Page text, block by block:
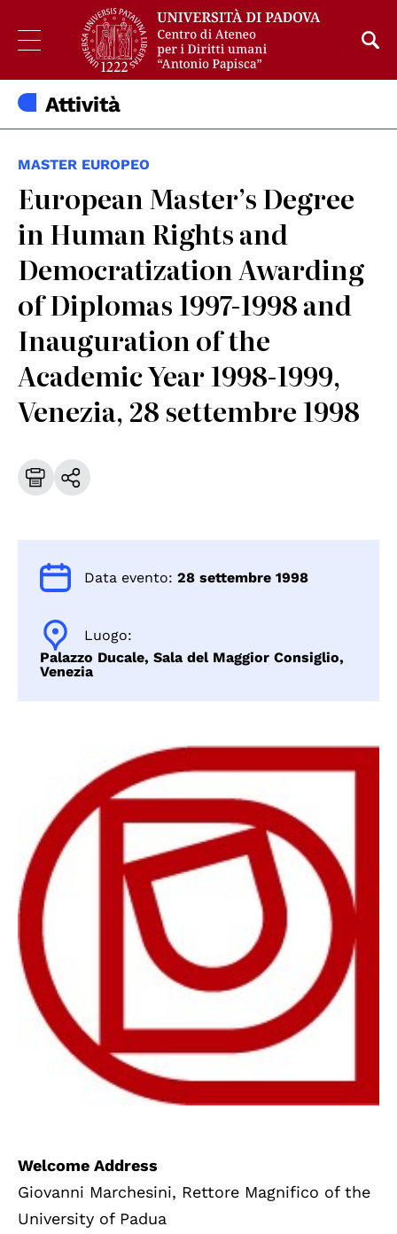
Attività
MASTER EUROPEO
European Master’s Degree
in Human Rights and
Democratization Awarding
of Diplomas 1997-1998 and
Inauguration of the
Academic Year 1998-1999,
Venezia, 28 settembre 1998
Data evento: 28 settembre 1998
Luogo:
Palazzo Ducale, Sala del Maggior Consiglio,
Venezia
Welcome Address
Giovanni Marchesini, Rettore Magnifico of the
University of Padua